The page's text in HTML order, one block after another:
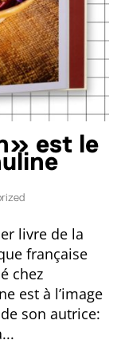
est le
livre de la
française
chez
est à l’image
son autrice: